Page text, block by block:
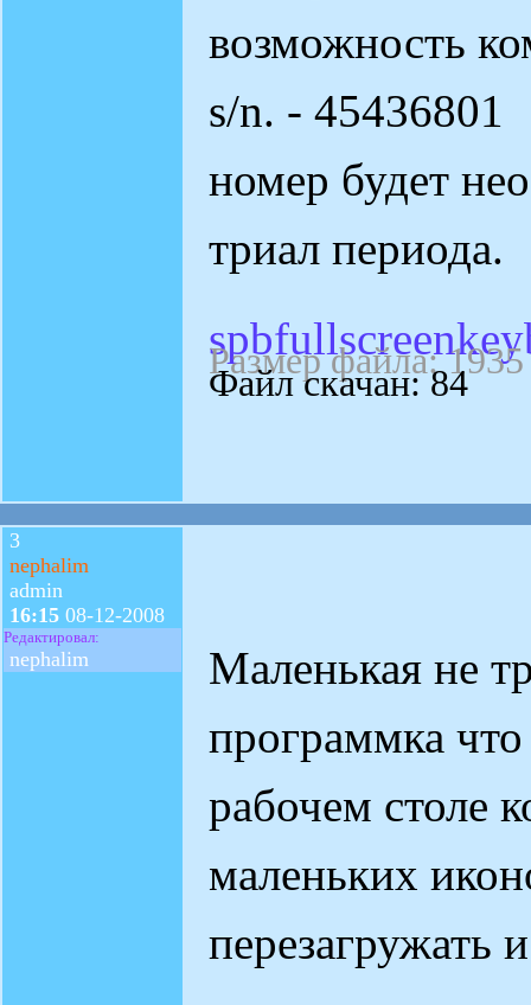
возможность
s/n. - 45436801
номер будет
триал периода.
Размер файла:
Файл скачан: 84
3
nephalim
admin
16:15 08-12-2008
Редактировал:
nephalim
Маленькая не
программка что
рабочем столе
маленьких
перезагружать